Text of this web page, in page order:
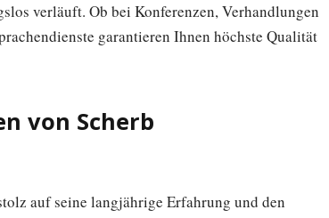
verläuft. Ob bei Konferenzen, Verhandlungen
garantieren Ihnen höchste Qualität
von Scherb
auf seine langjährige Erfahrung und den